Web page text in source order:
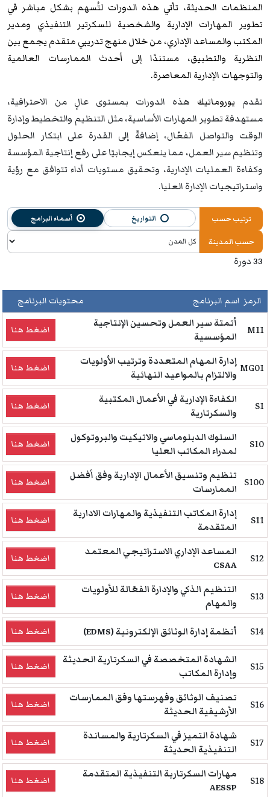
المنظمات الحديثة، تأتي هذه الدورات لتُسهم بشكل مباشر في
تطوير المهارات الإدارية والشخصية للسكرتير التنفيذي ومدير
المكتب والمساعد الإداري، من خلال منهج تدريبي متقدم يجمع بين
النظرية والتطبيق، مستندًا إلى أحدث الممارسات العالمية
والتوجهات الإدارية المعاصرة.
تقدم يوروماتيك
هذه الدورات بمستوى عالٍ من الاحترافية،
مستهدفة تطوير المهارات الأساسية، مثل التنظيم والتخطيط وإدارة
الوقت والتواصل الفعّال، إضافةً إلى القدرة على ابتكار الحلول
وتنظيم سير العمل، مما ينعكس إيجابيًا على رفع إنتاجية المؤسسة
وكفاءة العمليات الإدارية، وتحقيق مستويات أداء تتوافق مع رؤية
واستراتيجيات الإدارة العليا.
ترتيب حسب التواريخ أسماء البرامج
حسب المدينة
33 دورة
الرمز اسم البرنامج محتويات البرنامج
M11
أتمتة سير العمل وتحسين الإنتاجية
المؤسسية
اضغط هنا
MG01 إدارة المهام المتعددة وترتيب الأولويات
والالتزام بالمواعيد النهائية
اضغط هنا
S1
الكفاءة الإدارية في الأعمال المكتبية
والسكرتارية
اضغط هنا
S10
السلوك الدبلوماسي والاتيكيت والبروتوكول
لمدراء المكاتب العليا
اضغط هنا
S100
تنظيم وتنسيق الأعمال الإدارية وفق أفضل
الممارسات
اضغط هنا
S11
إدارة المكاتب التنفيذية والمهارات الادارية
المتقدمة
اضغط هنا
S12
المساعد الإداري الاستراتيجي المعتمد
CSAA
اضغط هنا
S13
التنظيم الذكي والإدارة الفعّالة للأولويات
والمهام
اضغط هنا
S14 أنظمة إدارة الوثائق الإلكترونية (EDMS) اضغط هنا
S15
الشهادة المتخصصة في السكرتارية الحديثة
وإدارة المكاتب
اضغط هنا
S16
تصنيف الوثائق وفهرستها وفق الممارسات
الأرشيفية الحديثة
اضغط هنا
S17
شهادة التميز في السكرتارية والمساندة
التنفيذية الحديثة
اضغط هنا
S18
مهارات السكرتارية التنفيذية المتقدمة
AESSP
اضغط هنا